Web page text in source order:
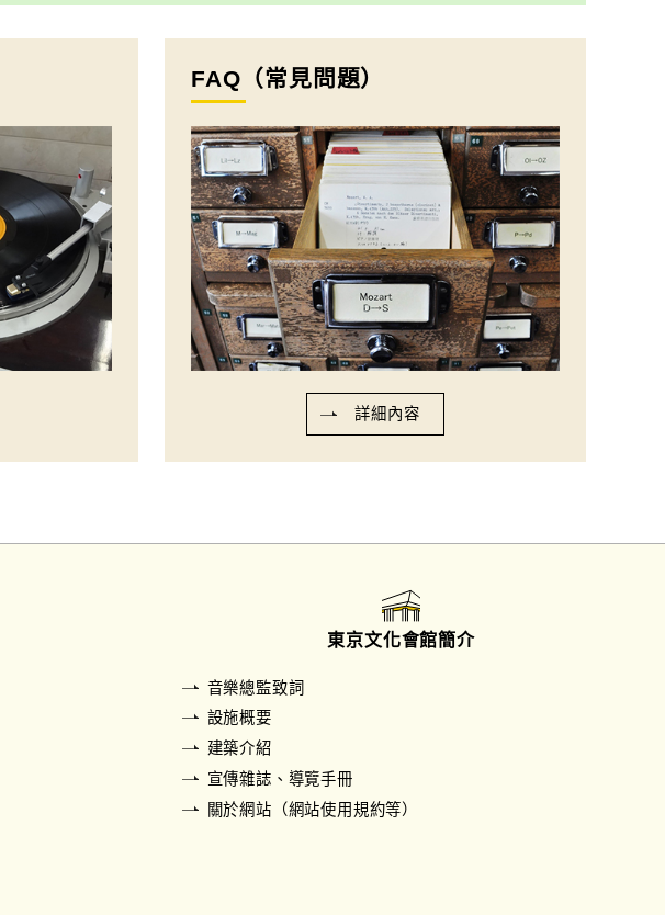
FAQ（常見問題）
詳細內容
東京文化會館簡介
音樂總監致詞
設施概要
建築介紹
宣傳雜誌、導覽手冊
關於網站（網站使用規約等）